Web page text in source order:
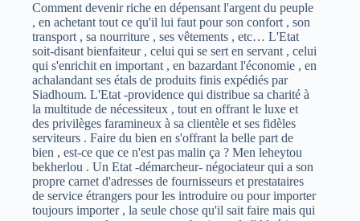
Comment devenir riche en dépensant l'argent du peuple
, en achetant tout ce qu'il lui faut pour son confort , son
transport , sa nourriture , ses vêtements , etc… L'Etat
soit-disant bienfaiteur , celui qui se sert en servant , celui
qui s'enrichit en important , en bazardant l'économie , en
achalandant ses étals de produits finis expédiés par
Siadhoum. L'Etat -providence qui distribue sa charité à
la multitude de nécessiteux , tout en offrant le luxe et
des privilèges faramineux à sa clientèle et ses fidèles
serviteurs . Faire du bien en s'offrant la belle part de
bien , est-ce que ce n'est pas malin ça ? Men leheytou
bekherlou . Un Etat -démarcheur- négociateur qui a son
propre carnet d'adresses de fournisseurs et prestataires
de service étrangers pour les introduire ou pour importer
toujours importer , la seule chose qu'il sait faire mais qui